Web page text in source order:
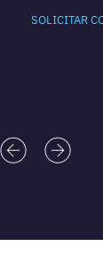
SOLICITAR